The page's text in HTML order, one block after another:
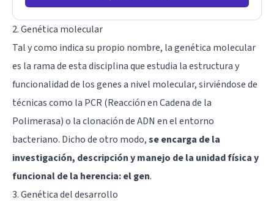
2. Genética molecular
Tal y como indica su propio nombre, la genética molecular
es la rama de esta disciplina que estudia la estructura y
funcionalidad de los genes a nivel molecular, sirviéndose de
técnicas como la PCR (Reacción en Cadena de la
Polimerasa) o la clonación de ADN en el entorno
bacteriano. Dicho de otro modo,se encarga de la
investigación, descripción y manejo de la unidad física y
funcional de la herencia: el gen.
3. Genética del desarrollo